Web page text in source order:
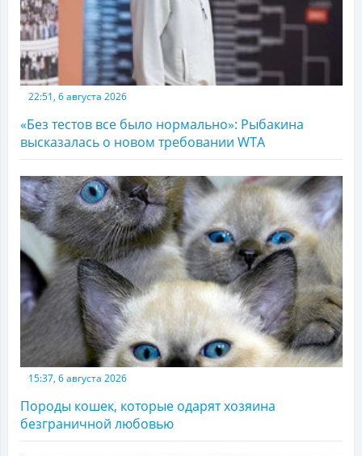
22:51, 6 августа 2026
«Без тестов все было нормально»: Рыбакина
высказалась о новом требовании WTA
15:37, 6 августа 2026
Породы кошек, которые одарят хозяина
безграничной любовью